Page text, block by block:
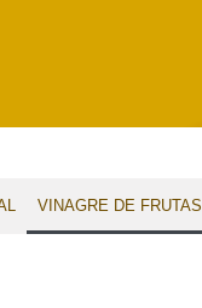
VINAGRE DE FRUTAS